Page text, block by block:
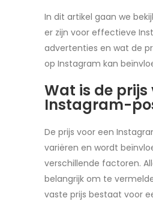
In dit artikel gaan we
er zijn voor effectieve
advertenties en wat de
op Instagram kan
Wat is de prijs
Instagram-
De prijs voor een
variëren en wordt
verschillende factoren.
belangrijk om te
vaste prijs bestaat voor